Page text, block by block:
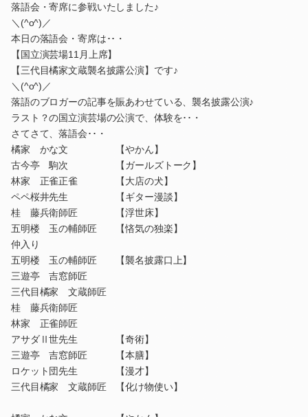
落語会・寄席に参戦いたしました♪
＼(^o^)／
本日の落語会・寄席は･･・
【国立演芸場11月上席】
【三代目橘家文蔵襲名披露公演】です♪
＼(^o^)／
落語のブロガーの記事を賑あわせている、襲名披露公演♪
ラスト？の国立演芸場の公演で、体験を･･・
さてさて、落語会･･・
橘家 かな文 【やかん】
古今亭 駒次 【ガールズトーク】
林家 正雀正雀 【大店の犬】
ペペ桜井先生 【ギター漫談】
桂 藤兵衛師匠 【浮世床】
五明楼 玉の輔師匠 【悋気の独楽】
仲入り
五明楼 玉の輔師匠 【襲名披露口上】
三遊亭 吉窓師匠
三代目橘家 文蔵師匠
桂 藤兵衛師匠
林家 正雀師匠
アサダⅡ世先生 【奇術】
三遊亭 吉窓師匠 【本膳】
ロケット団先生 【漫才】
三代目橘家 文蔵師匠 【化け物使い】